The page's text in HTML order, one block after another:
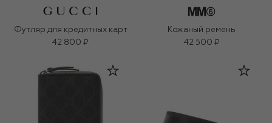
Футляр для кредитных карт
42 800 ₽
Кожаный ремень
42 500 ₽